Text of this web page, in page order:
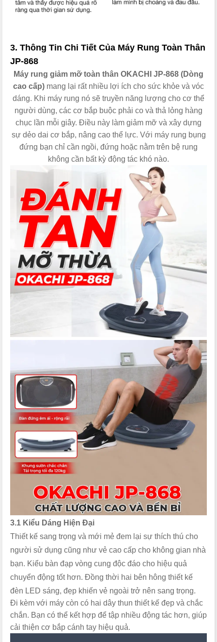
3. Thông Tin Chi Tiết Của Máy Rung Toàn Thân
JP-868
Máy rung giảm mỡ toàn thân OKACHI JP-868 (Dòng
cao cấp) mang lại rất nhiều lợi ích cho sức khỏe và vóc
dáng. Khi máy rung nó sẽ truyền năng lượng cho cơ thể
người dùng, các cơ bắp buộc phải co và thả lỏng hàng
chục lần mỗi giây. Điều này làm giảm mỡ và xây dựng
sự dẻo dai cơ bắp, nâng cao thể lực. Với máy rung bụng
đứng bạn chỉ cần ngồi, đứng hoặc nằm trên bệ rung
không cần bất kỳ động tác khó nào.
3.1 Kiểu Dáng Hiện Đại
Thiết kế sang trọng và mới mẻ đem lại sự thích thú cho
người sử dụng cũng như vẻ cao cấp cho không gian nhà
bạn. Kiểu bàn đạp vòng cung độc đáo cho hiệu quả
chuyển động tốt hơn. Đồng thời hai bên hông thiết kế
đèn LED sáng, đẹp khiến vẻ ngoài trở nên sang trọng.
Đi kèm với máy còn có hai dây thun thiết kế đẹp và chắc
chắn. Bạn có thể kết hợp để tập nhiều động tác hơn, giúp
cải thiện cơ bắp cánh tay hiệu quả.